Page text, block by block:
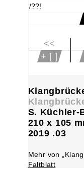
/??!
<<
+ [ ]
S. Küchler-
210 x 105
2019 .03
Mehr von
Faltblatt